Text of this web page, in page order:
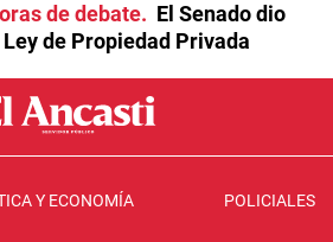
de debate
El Senado dio
de Propiedad Privada
Y ECONOMÍA POLICIALES